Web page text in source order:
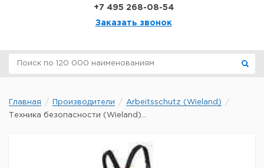
+7 495 268-08-54
Заказать звонок
Главная Производители
Arbeitsschutz (Wieland)
Техника безопасности (Wieland)...